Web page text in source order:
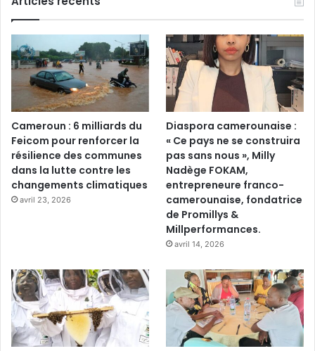
Cameroun : 6 milliards du
Feicom pour renforcer la
résilience des communes
dans la lutte contre les
changements climatiques
avril 23, 2026
Diaspora camerounaise :
« Ce pays ne se construira
pas sans nous », Milly
Nadège FOKAM,
entrepreneure franco-
camerounaise, fondatrice
de Promillys &
Millperformances.
avril 14, 2026